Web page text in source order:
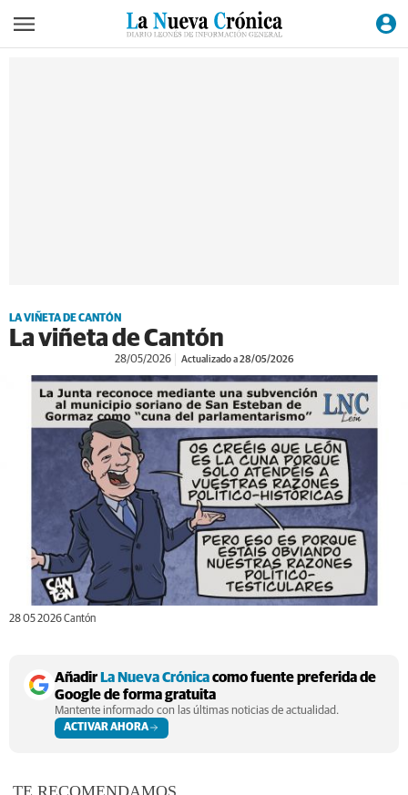
LA VIÑETA DE CANTÓN
La viñeta de Cantón
28/05/2026 Actualizado a 28/05/2026
28 05 2026 Cantón
AñadirLa Nueva Crónicacomo fuente preferida de
Google de forma gratuita
Mantente informado con las últimas noticias de actualidad.
ACTIVAR AHORA
TE RECOMENDAMOS